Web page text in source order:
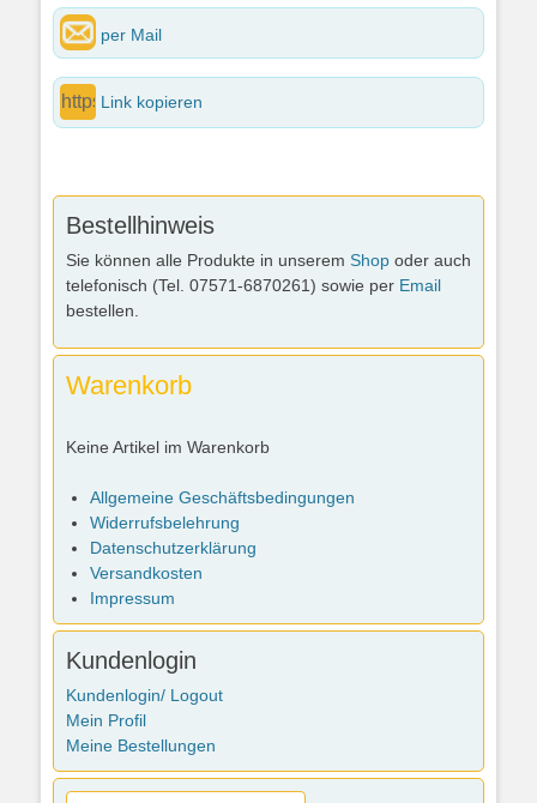
per Mail
Link kopieren
Bestellhinweis
Sie können alle Produkte in unserem Shop oder auch
telefonisch (Tel. 07571-6870261) sowie per Email
bestellen.
Warenkorb
Keine Artikel im Warenkorb
Allgemeine Geschäftsbedingungen
Widerrufsbelehrung
Datenschutzerklärung
Versandkosten
Impressum
Kundenlogin
Kundenlogin/ Logout
Mein Profil
Meine Bestellungen